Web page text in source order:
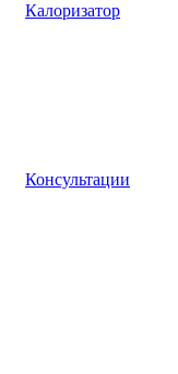
Калоризатор
Консультации